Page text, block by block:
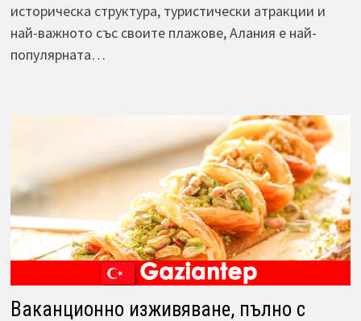
историческа структура, туристически атракции и
най-важното със своите плажове, Алания е най-
популярната…
Ваканционно изживяване, пълно с